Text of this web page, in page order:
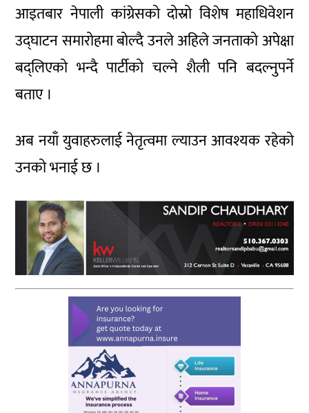
आइतबार नेपाली कांग्रेसको दोस्रो विशेष महाधिवेशन
उद्घाटन समारोहमा बोल्दै उनले अहिले जनताको अपेक्षा
बद्लिएको भन्दै पार्टीको चल्ने शैली पनि बदल्नुपर्ने
बताए ।
अब नयाँ युवाहरुलाई नेतृत्वमा ल्याउन आवश्यक रहेको
उनको भनाई छ ।